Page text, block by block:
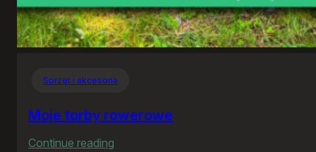
Sprzęt i akcesoria
Moje torby rowerowe
Continue reading